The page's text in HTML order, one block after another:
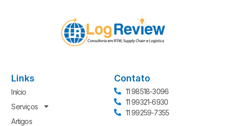
Links
Início
Serviços
Artigos
Contato
11 98518-3096
11 99321-6930
11 99259-7355